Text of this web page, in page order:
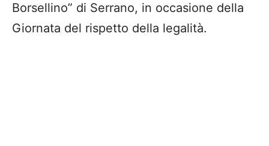
Borsellino” di Serrano, in occasione della
Giornata del rispetto della legalità.